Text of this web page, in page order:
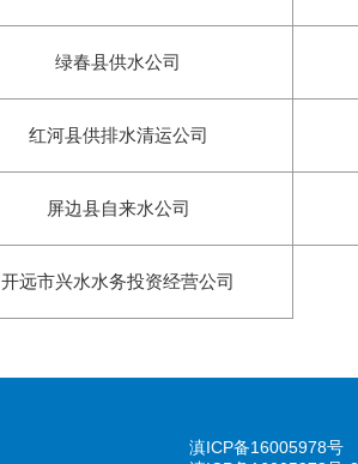
绿春县供水公司
红河县供排水清运公司
屏边县自来水公司
开远市兴水水务投资经营公司
滇ICP备16005978号